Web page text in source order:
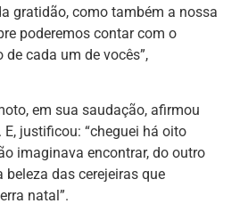
gratidão, como também a nossa
poderemos contar com o
cada um de vocês”,
em sua saudação, afirmou
E, justificou: “cheguei há oito
imaginava encontrar, do outro
beleza das cerejeiras que
natal”.